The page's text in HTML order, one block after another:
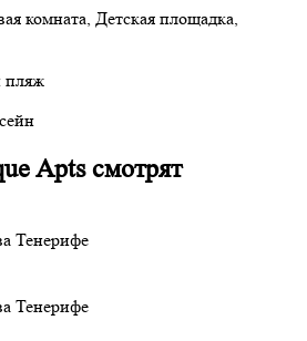
комната, Детская площадка,
пляж
Apts смотрят
Тенерифе
Тенерифе